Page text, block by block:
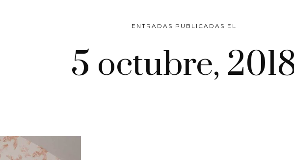
ENTRADAS PUBLICADAS EL
5 octubre,